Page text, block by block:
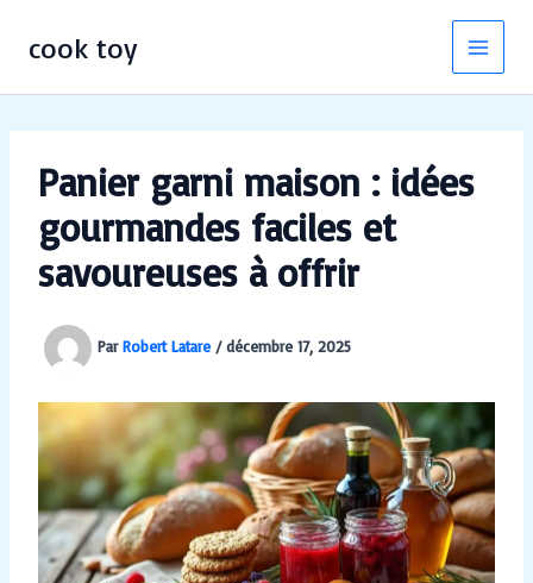
cook toy
Panier garni maison : idées
gourmandes faciles et
savoureuses à offrir
ParRobert Latare/décembre 17, 2025